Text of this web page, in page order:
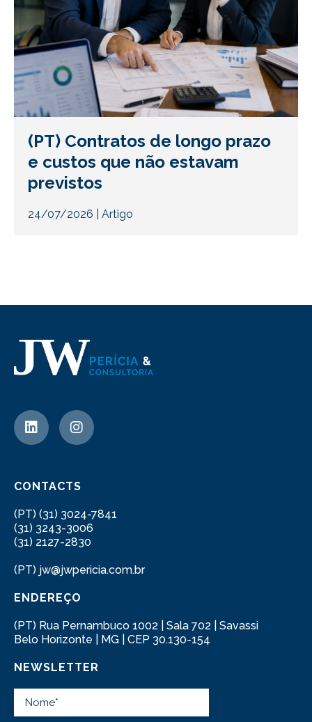
(PT) Contratos de longo prazo
e custos que não estavam
previstos
24/07/2026 Artigo
CONTACTS
(PT) (31) 3024-7841
(31) 3243-3006
(31) 2127-2830
(PT) jw@jwpericia.com.br
ENDEREÇO
(PT) Rua Pernambuco 1002 | Sala 702 | Savassi
Belo Horizonte | MG | CEP 30.130-154
NEWSLETTER